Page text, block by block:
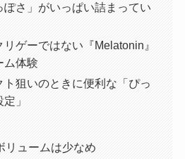
ぽさ」がいっぱい詰まってい
ゲーではない『Melatonin』
ム体験
ト狙いのときに便利な「ぴっ
」
リュームは少なめ